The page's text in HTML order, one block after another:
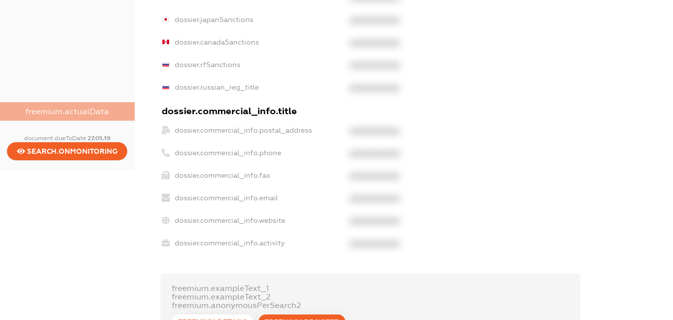
freemium.actualData
document.dueToDate 27.05.19
SEARCH.ONMONITORING
dossier.japanSanctions
dossier.canadaSanctions
dossier.rfSanctions
dossier.russian_reg_title
dossier.commercial_info.title
dossier.commercial_info.postal_address
dossier.commercial_info.phone
dossier.commercial_info.fax
dossier.commercial_info.email
dossier.commercial_info.website
dossier.commercial_info.activity
freemium.exampleText_1
freemium.exampleText_2
freemium.anonymousPerSearch2